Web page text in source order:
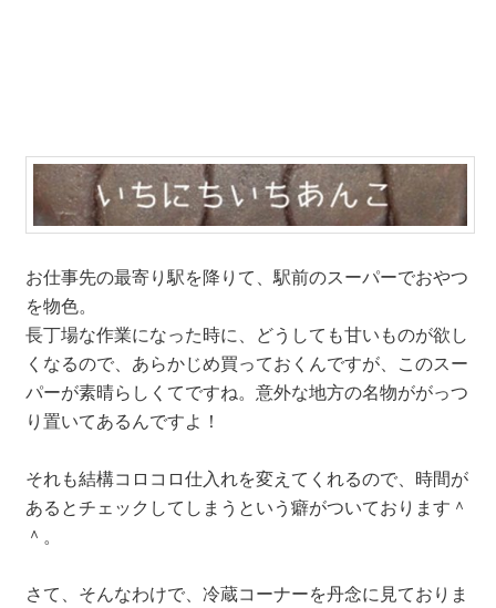
お仕事先の最寄り駅を降りて、駅前のスーパーでおやつ
を物色。
長丁場な作業になった時に、どうしても甘いものが欲し
くなるので、あらかじめ買っておくんですが、このスー
パーが素晴らしくてですね。意外な地方の名物ががっつ
り置いてあるんですよ！
それも結構コロコロ仕入れを変えてくれるので、時間が
あるとチェックしてしまうという癖がついております＾
＾。
さて、そんなわけで、冷蔵コーナーを丹念に見ておりま